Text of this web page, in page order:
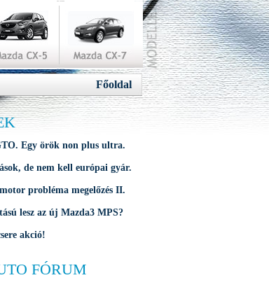
Főoldal
Egy örök non plus ultra.
de nem kell európai gyár.
probléma megelőzés II.
lesz az új Mazda3 MPS?
akció!
FÓRUM